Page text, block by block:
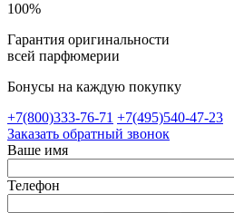
100%
Гарантия оригинальности
всей парфюмерии
Бонусы на каждую покупку
+7(800)333-76-71 +7(495)540-47-23
Заказать обратный звонок
Ваше имя
Телефон